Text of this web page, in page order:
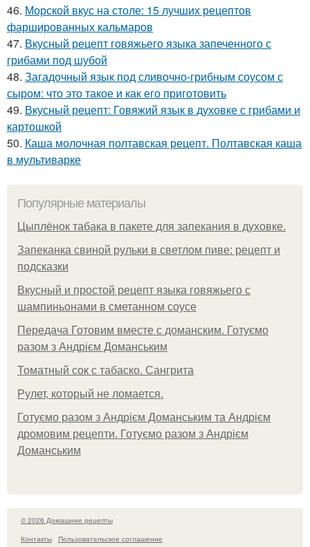
46. Морской вкус на столе: 15 лучших рецептов
фаршированных кальмаров
47. Вкусный рецепт говяжьего языка запеченного с
грибами под шубой
48. Загадочный язык под сливочно-грибным соусом с
сыром: что это такое и как его приготовить
49. Вкусный рецепт: Говяжий язык в духовке с грибами и
картошкой
50. Каша молочная полтавская рецепт. Полтавская каша
в мультиварке
Популярные материалы
Цыплёнок табака в пакете для запекания в духовке.
Запеканка свиной рульки в светлом пиве: рецепт и
подсказки
Вкусный и простой рецепт языка говяжьего с
шампиньонами в сметанном соусе
Передача Готовим вместе с доманским. Готуємо
разом з Андрієм Доманським
Томатный сок с табаско. Сангрита
Рулет, который не ломается.
Готуємо разом з Андрієм Доманським та Андрієм
дромовим рецепти. Готуємо разом з Андрієм
Доманським
© 2026 Домашние рецепты
Контакты
Пользовательское соглашение